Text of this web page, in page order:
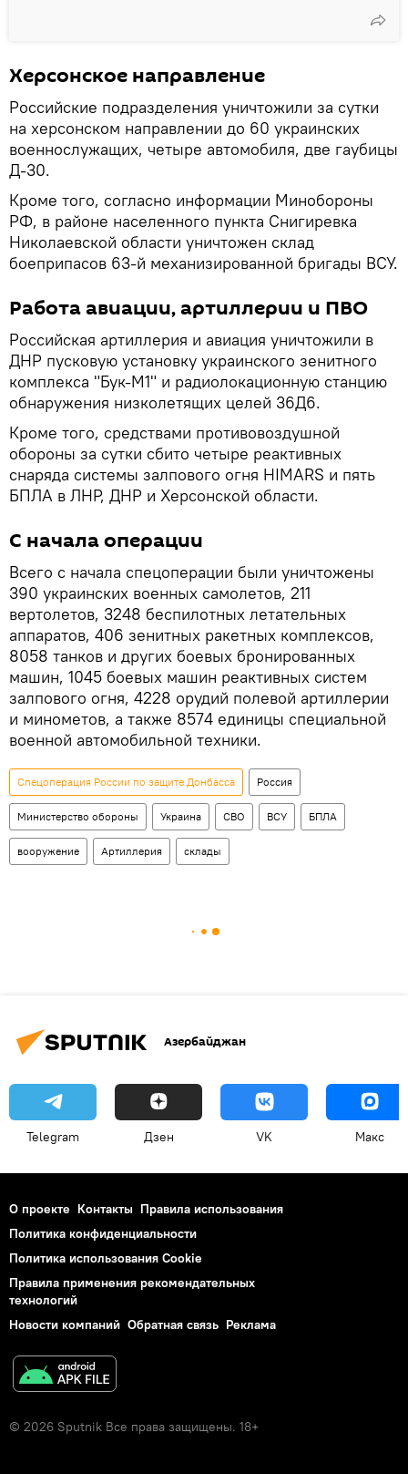
Херсонское направление
Российские подразделения уничтожили за сутки
на херсонском направлении до 60 украинских
военнослужащих, четыре автомобиля, две гаубицы
Д-30.
Кроме того, согласно информации Минобороны
РФ, в районе населенного пункта Снигиревка
Николаевской области уничтожен склад
боеприпасов 63-й механизированной бригады ВСУ.
Работа авиации, артиллерии и ПВО
Российская артиллерия и авиация уничтожили в
ДНР пусковую установку украинского зенитного
комплекса "Бук-М1" и радиолокационную станцию
обнаружения низколетящих целей 36Д6.
Кроме того, средствами противовоздушной
обороны за сутки сбито четыре реактивных
снаряда системы залпового огня HIMARS и пять
БПЛА в ЛНР, ДНР и Херсонской области.
С начала операции
Всего с начала спецоперации были уничтожены
390 украинских военных самолетов, 211
вертолетов, 3248 беспилотных летательных
аппаратов, 406 зенитных ракетных комплексов,
8058 танков и других боевых бронированных
машин, 1045 боевых машин реактивных систем
залпового огня, 4228 орудий полевой артиллерии
и минометов, а также 8574 единицы специальной
военной автомобильной техники.
Спецоперация России по защите Донбасса Россия
Министерство обороны Украина СВО ВСУ БПЛА
вооружение Артиллерия склады
Азербайджан
Telegram Дзен VK Макс
О проекте Контакты Правила использования
Политика конфиденциальности
Политика использования Cookie
Правила применения рекомендательных
технологий
Новости компаний Обратная связь Реклама
© 2026 Sputnik Все права защищены. 18+